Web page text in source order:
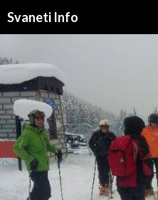
Svaneti Info
CONTENT